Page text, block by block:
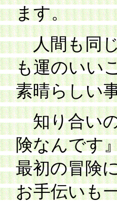
ます。
人間も同じ
も運のいい
素晴らしい
知り合いの
険なんです
最初の冒険
お手伝いも